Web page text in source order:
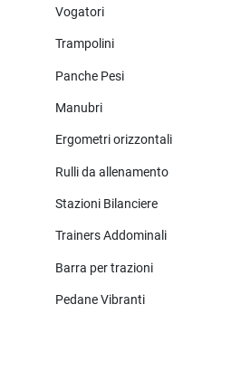
Vogatori
Trampolini
Panche Pesi
Manubri
Ergometri orizzontali
Rulli da allenamento
Stazioni Bilanciere
Trainers Addominali
Barra per trazioni
Pedane Vibranti